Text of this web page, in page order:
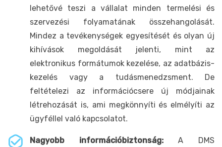
lehetővé teszi a vállalat minden termelési és
szervezési folyamatának összehangolását.
Mindez a tevékenységek egyesítését és olyan új
kihívások megoldását jelenti, mint az
elektronikus formátumok kezelése, az adatbázis-
kezelés vagy a tudásmenedzsment. De
feltételezi az információcsere új módjainak
létrehozását is, ami megkönnyíti és elmélyíti az
ügyféllel való kapcsolatot.
Nagyobb információbiztonság:A DMS